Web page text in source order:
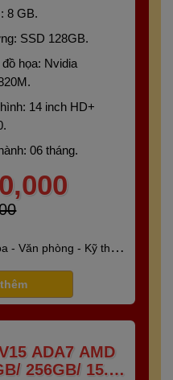
8 GB.
SSD 128GB.
họa: Nvidia
14 inch HD+
06 tháng.
- Văn phòng - Kỹ thuật
ADA7 AMD
256GB/ 15.6"